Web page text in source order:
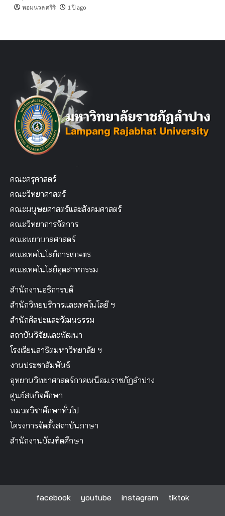
หอมนวล ศรีริ 1 ปี ago
คณะครุศาสตร์
คณะวิทยาศาสตร์
คณะมนุษยศาสตร์และสังคมศาสตร์
คณะวิทยาการจัดการ
คณะพยาบาลศาสตร์
คณะเทคโนโลยีการเกษตร
คณะเทคโนโลยีอุตสาหกรรม
สำนักงานอธิการบดี
สำนักวิทยบริการและเทคโนโลยี ฯ
สำนักศิลปะและวัฒนธรรม
สถาบันวิจัยและพัฒนา
โรงเรียนสาธิตมหาวิทยาลัย ฯ
งานประชาสัมพันธ์
อุทยานวิทยาศาสตร์ภาคเหนือม.ราชภัฏลำปาง
ศูนย์สหกิจศึกษา
หมวดวิชาศึกษาทั่วไป
โครงการจัดตั้งสถาบันภาษา
สำนักงานบัณฑิตศึกษา
facebook youtube instagram tiktok